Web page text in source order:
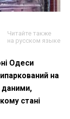
Читайте также
на русском языке
Одеси
на
даними,
стані